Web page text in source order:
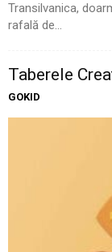
Transilvanica,
rafală de...
Taberele
GOKID